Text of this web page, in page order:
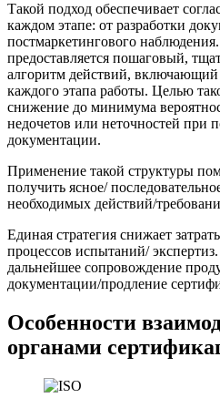
Такой подход обеспечивает
каждом этапе: от разработки
постмаркетингового
предоставляется пошаговый,
алгоритм действий,
каждого этапа работы. Целью
снижение до минимума
недочетов или неточностей при
документации.
Применение такой структуры
получить ясное/
необходимых действий/
Единая стратегия снижает
процессов испытаний/
дальнейшее сопровождение
документации/продление
Особенности
органами